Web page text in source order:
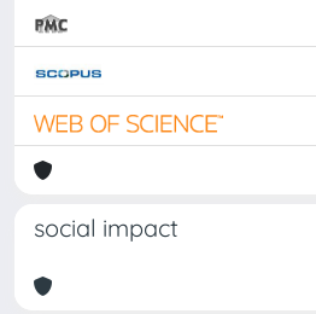
social impact